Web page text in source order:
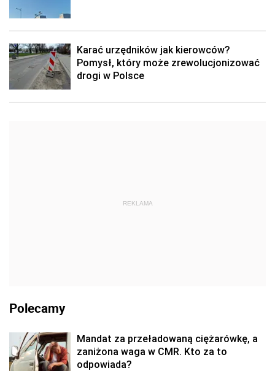
Karać urzędników jak kierowców?
Pomysł, który może zrewolucjonizować
drogi w Polsce
REKLAMA
Polecamy
Mandat za przeładowaną ciężarówkę, a
zaniżona waga w CMR. Kto za to
odpowiada?